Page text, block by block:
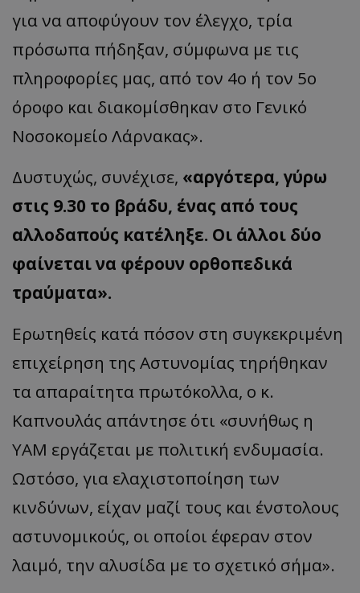
για να αποφύγουν τον έλεγχο, τρία
πρόσωπα πήδηξαν, σύμφωνα με τις
πληροφορίες μας, από τον 4ο ή τον 5ο
όροφο και διακομίσθηκαν στο Γενικό
Νοσοκομείο Λάρνακας».
Δυστυχώς, συνέχισε, «αργότερα, γύρω
στις 9.30 το βράδυ, ένας από τους
αλλοδαπούς κατέληξε. Οι άλλοι δύο
φαίνεται να φέρουν ορθοπεδικά
τραύματα».
Ερωτηθείς κατά πόσον στη συγκεκριμένη
επιχείρηση της Αστυνομίας τηρήθηκαν
τα απαραίτητα πρωτόκολλα, ο κ.
Καπνουλάς απάντησε ότι «συνήθως η
ΥΑΜ εργάζεται με πολιτική ενδυμασία.
Ωστόσο, για ελαχιστοποίηση των
κινδύνων, είχαν μαζί τους και ένστολους
αστυνομικούς, οι οποίοι έφεραν στον
λαιμό, την αλυσίδα με το σχετικό σήμα».